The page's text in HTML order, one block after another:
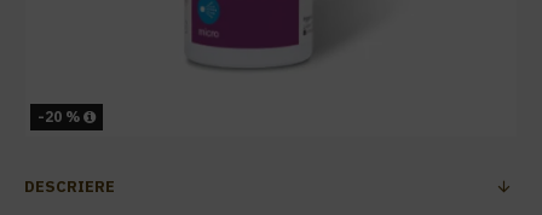
-20 %
DESCRIERE